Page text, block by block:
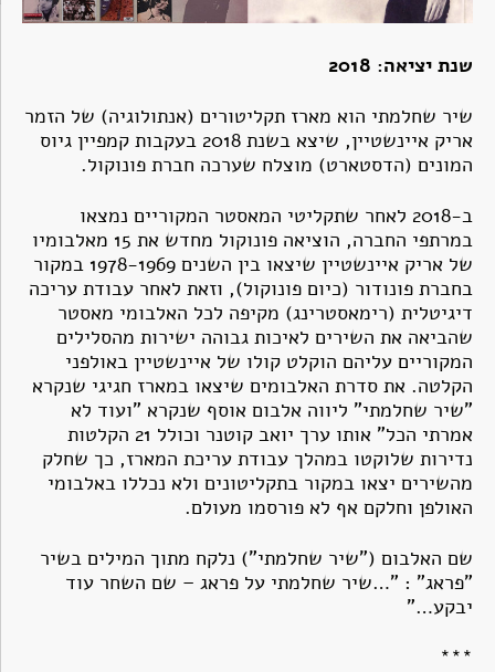
שנת יציאה: 2018
שיר שחלמתי הוא מארז תקליטורים (אנתולוגיה) של הזמר
אריק איינשטיין, שיצא בשנת 2018 בעקבות קמפיין גיוס
המונים (הדסטארט) מוצלח שערכה חברת פונוקול.
ב-2018 לאחר שתקליטי המאסטר המקוריים נמצאו
במרתפי החברה, הוציאה פונוקול מחדש את 15 מאלבומיו
של אריק איינשטיין שיצאו בין השנים 1978-1969 במקור
בחברת פונודור (כיום פונוקול), וזאת לאחר עבודת עריכה
דיגיטלית (רימאסטרינג) מקיפה לכל האלבומי מאסטר
שהביאה את השירים לאיכות גבוהה ישירות מהסלילים
המקוריים עליהם הוקלט קולו של איינשטיין באולפני
הקלטה. את סדרת האלבומים שיצאו במארז חגיגי שנקרא
"שיר שחלמתי" ליווה אלבום אוסף שנקרא "ועוד לא
אמרתי הכל" אותו ערך יואב קוטנר וכולל 21 הקלטות
נדירות שלוקטו במהלך עבודת עריכת המארז, כך שחלק
מהשירים יצאו במקור בתקליטונים ולא נכללו באלבומי
האולפן וחלקם אף לא פורסמו מעולם.
שם האלבום ("שיר שחלמתי") נלקח מתוך המילים בשיר
"פראג" : "…שיר שחלמתי על פראג – שם השחר עוד
יבקע…"
***